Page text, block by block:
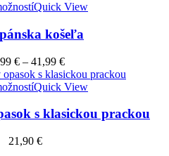
Quick View
košeľa
€ – 41,99 €
Quick View
s klasickou prackou
21,90 €